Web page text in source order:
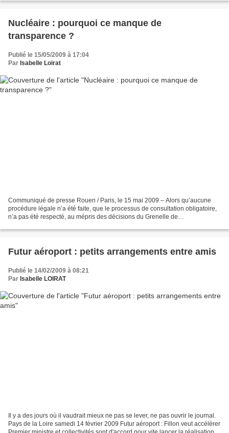
Nucléaire : pourquoi ce manque de
transparence ?
Publié le 15/05/2009 à 17:04
Par Isabelle Loirat
Communiqué de presse Rouen / Paris, le 15 mai 2009 – Alors qu’aucune
procédure légale n’a été faite, que le processus de consultation obligatoire,
n’a pas été respecté, au mépris des décisions du Grenelle de
Futur aéroport : petits arrangements entre amis
Publié le 14/02/2009 à 08:21
Par Isabelle LOIRAT
Il y a des jours où il vaudrait mieux ne pas se lever, ne pas ouvrir le journal.
Pays de la Loire samedi 14 février 2009 Futur aéroport : Fillon veut accélérer